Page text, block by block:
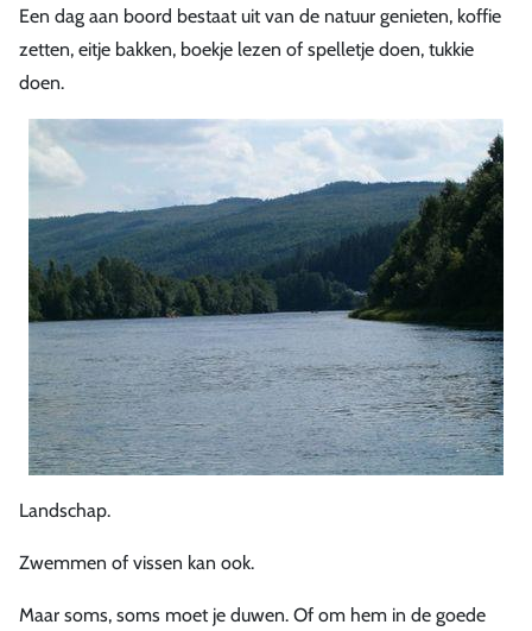
Een dag aan boord bestaat uit van de natuur genieten, koffie
zetten, eitje bakken, boekje lezen of spelletje doen, tukkie
doen.
Landschap.
Zwemmen of vissen kan ook.
Maar soms, soms moet je duwen. Of om hem in de goede